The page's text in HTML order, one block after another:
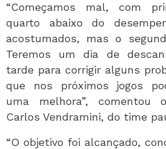
“Começamos mal, com
quarto abaixo do
acostumados, mas o
Teremos um dia de
tarde para corrigir alguns
que nos próximos jogos
uma melhora”, comentou
Carlos Vendramini, do time
“O objetivo foi alcançado,